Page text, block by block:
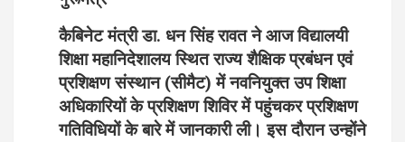
कैबिनेट मंत्री डा. धन सिंह रावत ने आज विद्यालयी
शिक्षा महानिदेशालय स्थित राज्य शैक्षिक प्रबंधन एवं
प्रशिक्षण संस्थान (सीमैट) में नवनियुक्त उप शिक्षा
अधिकारियों के प्रशिक्षण शिविर में पहुंचकर प्रशिक्षण
गतिविधियों के बारे में जानकारी ली। इस दौरान उन्होंने